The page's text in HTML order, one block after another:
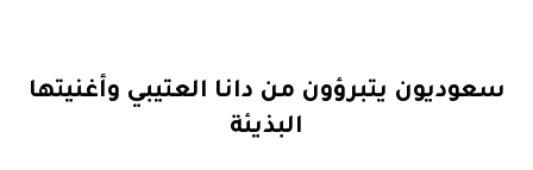
سعوديون يتبرؤون من دانا العتيبي وأغنيتها
البذيئة